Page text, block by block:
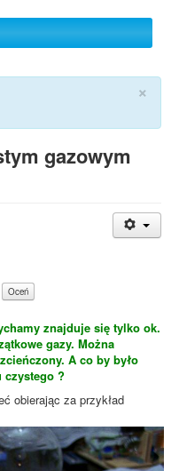
×
gazowym
znajduje się tylko ok.
gazy. Można
A co by było
czystego ?
obierając za przykład